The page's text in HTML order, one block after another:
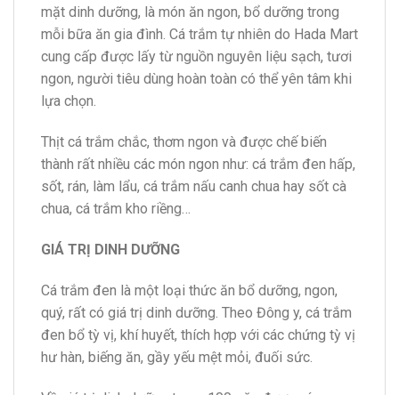
mặt dinh dưỡng, là món ăn ngon, bổ dưỡng trong
mỗi bữa ăn gia đình. Cá trắm tự nhiên do Hada Mart
cung cấp được lấy từ nguồn nguyên liệu sạch, tươi
ngon, người tiêu dùng hoàn toàn có thể yên tâm khi
lựa chọn.
Thịt cá trắm chắc, thơm ngon và được chế biến
thành rất nhiều các món ngon như: cá trắm đen hấp,
sốt, rán, làm lẩu, cá trắm nấu canh chua hay sốt cà
chua, cá trắm kho riềng…
GIÁ TRỊ DINH DƯỠNG
Cá trắm đen là một loại thức ăn bổ dưỡng, ngon,
quý, rất có giá trị dinh dưỡng. Theo Đông y, cá trắm
đen bổ tỳ vị, khí huyết, thích hợp với các chứng tỳ vị
hư hàn, biếng ăn, gầy yếu mệt mỏi, đuối sức.